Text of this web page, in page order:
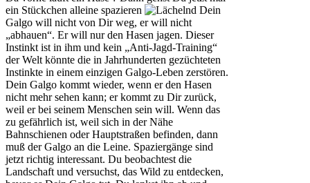
ein Stückchen alleine spazieren
Dein
Galgo will nicht von Dir weg, er will nicht
„abhauen“. Er will nur den Hasen jagen. Dieser
Instinkt ist in ihm und kein „Anti-Jagd-Training“
der Welt könnte die in Jahrhunderten gezüchteten
Instinkte in einem einzigen Galgo-Leben zerstören.
Dein Galgo kommt wieder, wenn er den Hasen
nicht mehr sehen kann; er kommt zu Dir zurück,
weil er bei seinem Menschen sein will. Wenn das
zu gefährlich ist, weil sich in der Nähe
Bahnschienen oder Hauptstraßen befinden, dann
muß der Galgo an die Leine. Spaziergänge sind
jetzt richtig interessant. Du beobachtest die
Landschaft und versuchst, das Wild zu entdecken,